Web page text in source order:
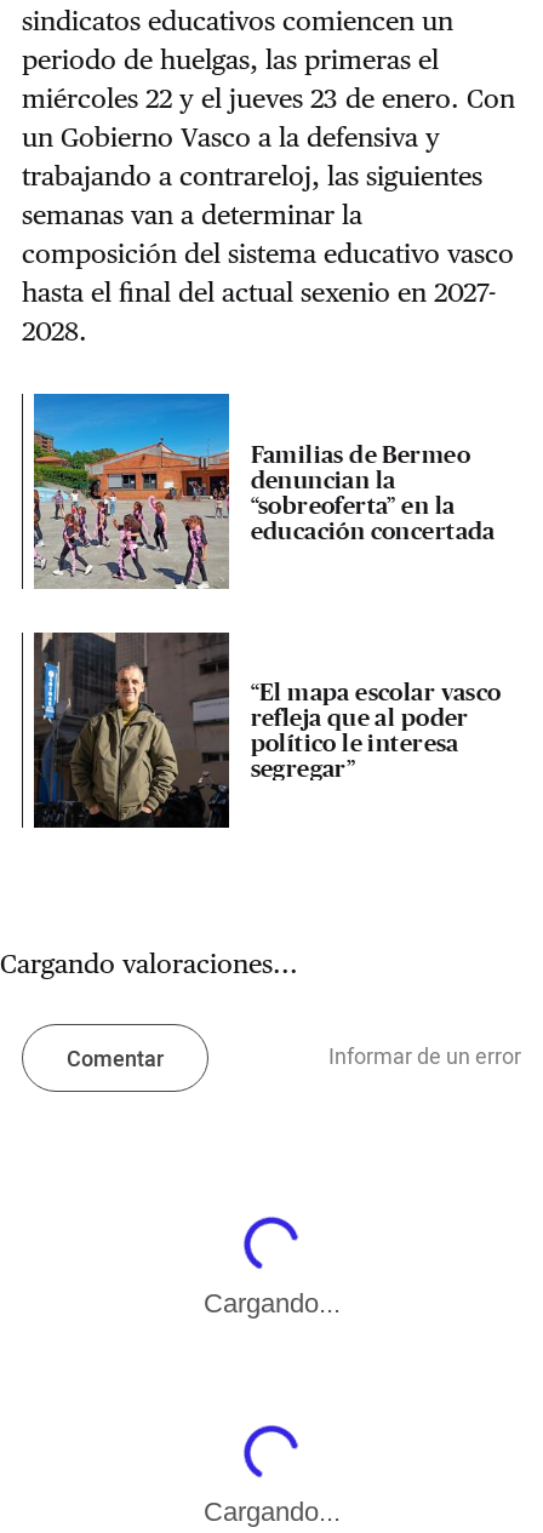
sindicatos educativos comiencen un
periodo de huelgas, las primeras el
miércoles 22 y el jueves 23 de enero. Con
un Gobierno Vasco a la defensiva y
trabajando a contrareloj, las siguientes
semanas van a determinar la
composición del sistema educativo vasco
hasta el final del actual sexenio en 2027-
2028.
Familias de Bermeo
denuncian la
“sobreoferta” en la
educación concertada
“El mapa escolar vasco
refleja que al poder
político le interesa
segregar”
Cargando valoraciones...
Comentar Informar de un error
Cargando...
Cargando...